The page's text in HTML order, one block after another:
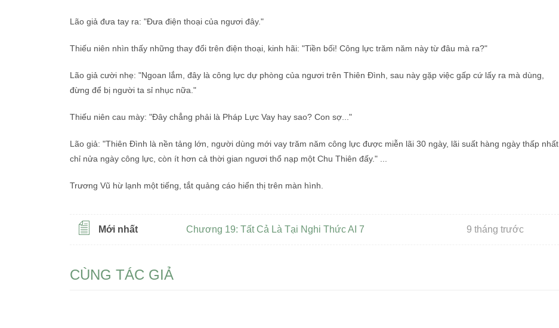
Lão giả đưa tay ra: "Đưa điện thoại của ngươi đây."
Thiếu niên nhìn thấy những thay đổi trên điện thoại, kinh hãi: "Tiền bối! Công lực trăm năm này từ đâu mà ra?"
Lão giả cười nhẹ: "Ngoan lắm, đây là công lực dự phòng của ngươi trên Thiên Đình, sau này gặp việc gấp cứ lấy ra mà dùng,
đừng để bị người ta sỉ nhục nữa."
Thiếu niên cau mày: "Đây chẳng phải là Pháp Lực Vay hay sao? Con sợ..."
Lão giả: "Thiên Đình là nền tảng lớn, người dùng mới vay trăm năm công lực được miễn lãi 30 ngày, lãi suất hàng ngày thấp nhất
chỉ nửa ngày công lực, còn ít hơn cả thời gian ngươi thổ nạp một Chu Thiên đấy." ...
Trương Vũ hừ lạnh một tiếng, tắt quảng cáo hiển thị trên màn hình.
Mới nhất Chương 19: Tất Cả Là Tại Nghi Thức AI 7 9 tháng trước
CÙNG TÁC GIẢ